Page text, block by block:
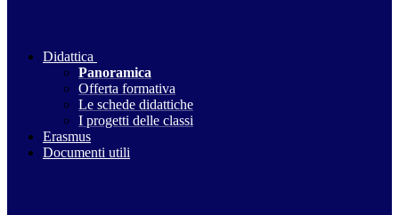
Didattica
Panoramica
Offerta formativa
Le schede didattiche
I progetti delle classi
Erasmus
Documenti utili